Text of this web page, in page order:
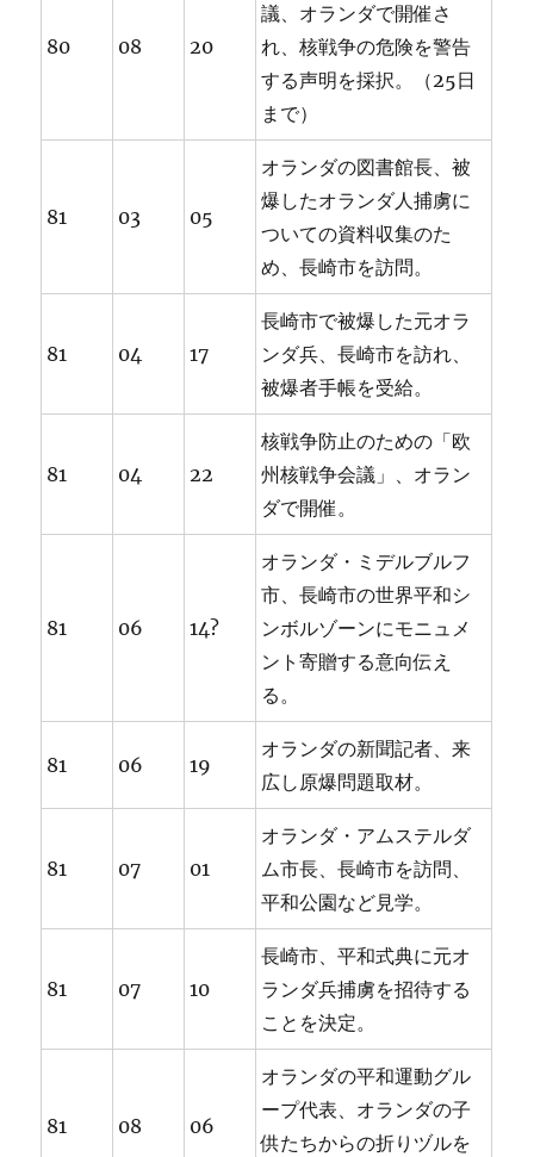
80 08 20
議、オランダで開催さ
れ、核戦争の危険を警告
する声明を採択。（25日
まで）
81 03 05
オランダの図書館長、被
爆したオランダ人捕虜に
ついての資料収集のた
め、長崎市を訪問。
81 04 17
長崎市で被爆した元オラ
ンダ兵、長崎市を訪れ、
被爆者手帳を受給。
81 04 22
核戦争防止のための「欧
州核戦争会議」、オラン
ダで開催。
81 06 14?
オランダ・ミデルブルフ
市、長崎市の世界平和シ
ンボルゾーンにモニュメ
ント寄贈する意向伝え
る。
81 06 19
オランダの新聞記者、来
広し原爆問題取材。
81 07 01
オランダ・アムステルダ
ム市長、長崎市を訪問、
平和公園など見学。
81 07 10
長崎市、平和式典に元オ
ランダ兵捕虜を招待する
ことを決定。
81 08 06
オランダの平和運動グル
ープ代表、オランダの子
供たちからの折りヅルを